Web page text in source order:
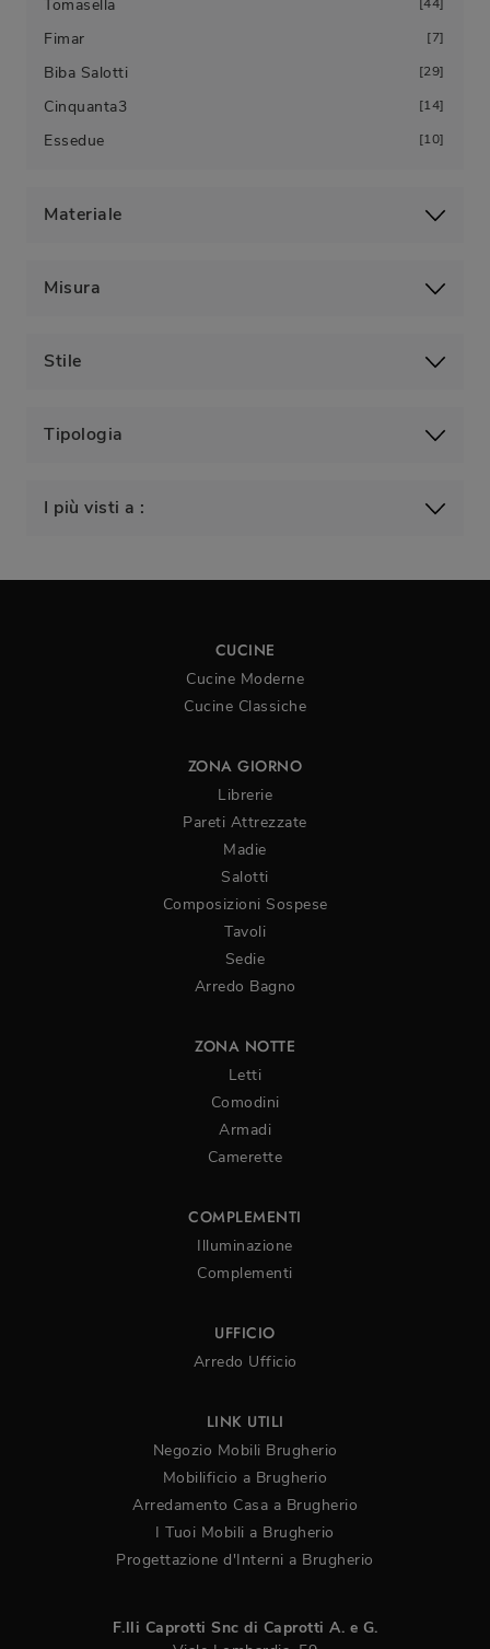
Tomasella 44
Fimar 7
Biba Salotti 29
Cinquanta3 14
Essedue 10
Materiale
Misura
Stile
Tipologia
I più visti a :
CUCINE
Cucine Moderne
Cucine Classiche
ZONA GIORNO
Librerie
Pareti Attrezzate
Madie
Salotti
Composizioni Sospese
Tavoli
Sedie
Arredo Bagno
ZONA NOTTE
Letti
Comodini
Armadi
Camerette
COMPLEMENTI
Illuminazione
Complementi
UFFICIO
Arredo Ufficio
LINK UTILI
Negozio Mobili Brugherio
Mobilificio a Brugherio
Arredamento Casa a Brugherio
I Tuoi Mobili a Brugherio
Progettazione d'Interni a Brugherio
F.lli Caprotti Snc di Caprotti A. e G.